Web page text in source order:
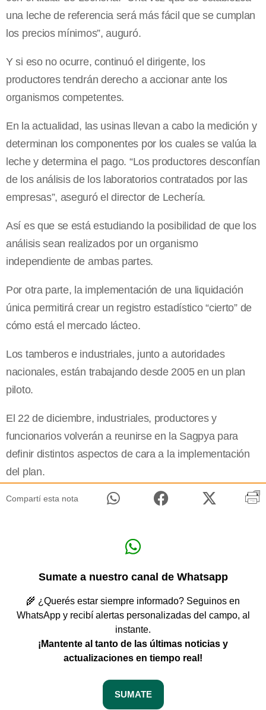
una leche de referencia será más fácil que se cumplan
los precios mínimos”, auguró.
Y si eso no ocurre, continuó el dirigente, los
productores tendrán derecho a accionar ante los
organismos competentes.
En la actualidad, las usinas llevan a cabo la medición y
determinan los componentes por los cuales se valúa la
leche y determina el pago. “Los productores desconfían
de los análisis de los laboratorios contratados por las
empresas”, aseguró el director de Lechería.
Así es que se está estudiando la posibilidad de que los
análisis sean realizados por un organismo
independiente de ambas partes.
Por otra parte, la implementación de una liquidación
única permitirá crear un registro estadístico “cierto” de
cómo está el mercado lácteo.
Los tamberos e industriales, junto a autoridades
nacionales, están trabajando desde 2005 en un plan
piloto.
El 22 de diciembre, industriales, productores y
funcionarios volverán a reunirse en la Sagpyapara
definir distintos aspectos de cara a la implementación
del plan.
Compartí esta nota
Sumate a nuestro canal de Whatsapp
🌾 ¿Querés estar siempre informado? Seguinos en
WhatsApp y recibí alertas personalizadas del campo, al
instante.
¡Mantente al tanto de las últimas noticias y
actualizaciones en tiempo real!
SUMATE